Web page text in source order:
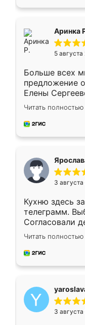
Аринка
5
Больше всех
предложение
Елены
короткие
для замера
предложил по
Читать полностью
3
Кухню здесь
телеграмм.
Согласовали
недели кухня
довольны
мебель за
Читать полностью
3